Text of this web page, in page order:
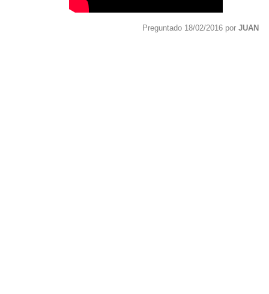
Preguntado 18/02/2016 por JUAN